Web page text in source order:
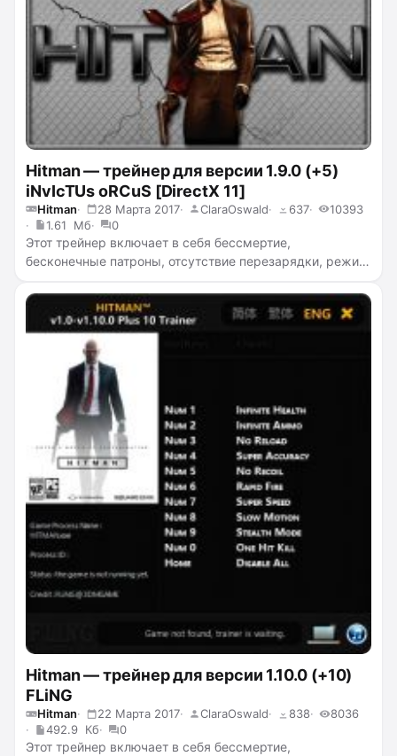
Hitman — трейнер для версии 1.9.0 (+5)
iNvIcTUs oRCuS [DirectX 11]
Hitman 28 Марта 2017 ClaraOswald 637
10393
1.61 Мб
0
Этот трейнер включает в себя бессмертие,
бесконечные патроны, отсутствие перезарядки, режим
Hitman — трейнер для версии 1.10.0 (+10)
FLiNG
Hitman 22 Марта 2017 ClaraOswald 838
8036
492.9 Кб
0
Этот трейнер включает в себя бессмертие,